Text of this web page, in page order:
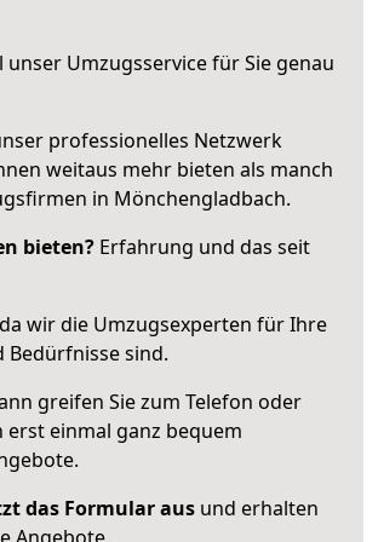
unser Umzugsservice für Sie genau
professionelles Netzwerk
weitaus mehr bieten als manch
in Mönchengladbach.
bieten? Erfahrung und das seit
wir die Umzugsexperten für Ihre
Bedürfnisse sind.
greifen Sie zum Telefon oder
erst einmal ganz bequem
das Formular aus und erhalten